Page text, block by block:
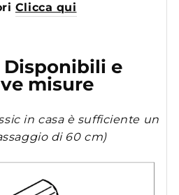
Clicca qui
Disponibili e
misure
in casa è sufficiente un
di 60 cm)